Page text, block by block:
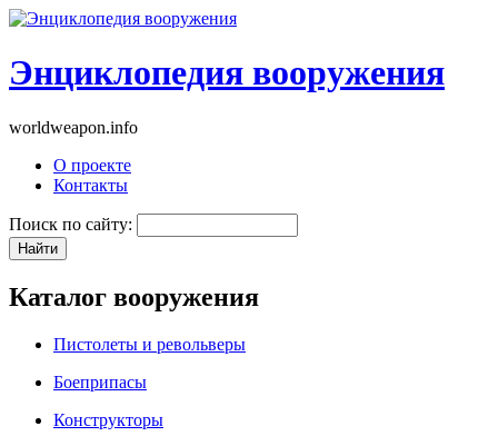
Энциклопедия вооружения
worldweapon.info
О проекте
Контакты
Поиск по сайту:
Каталог вооружения
Пистолеты и револьверы
Боеприпасы
Конструкторы